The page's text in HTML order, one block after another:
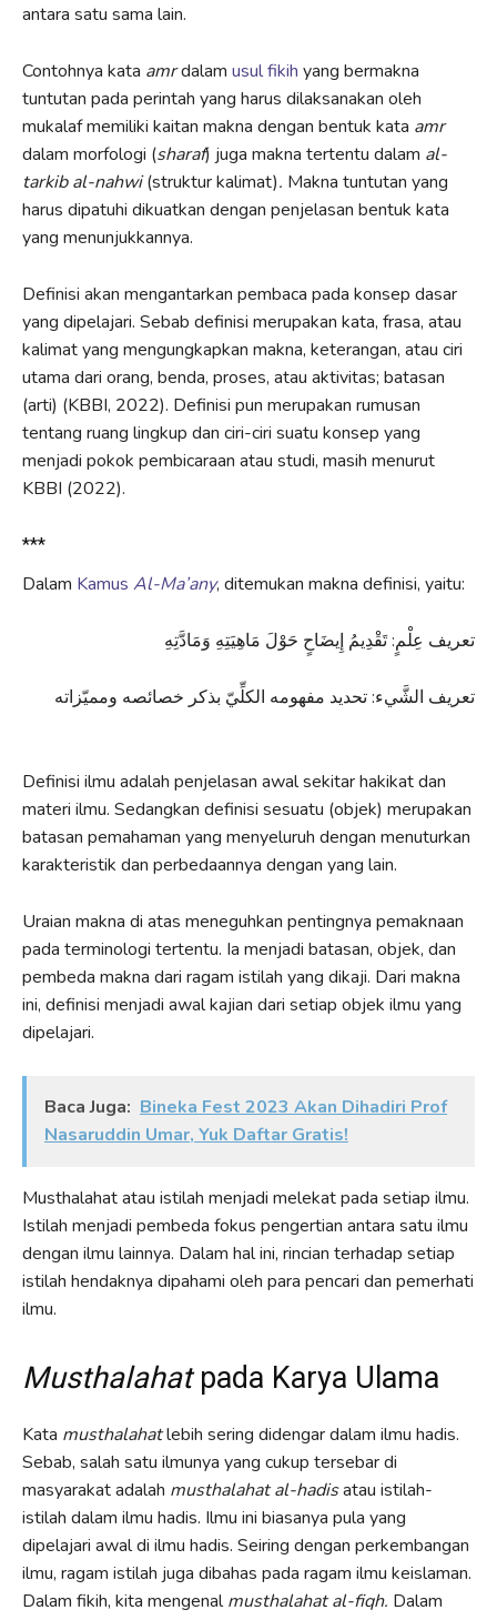
antara satu sama lain.
Contohnya kata amrdalam usul fikih yang bermakna
tuntutan pada perintah yang harus dilaksanakan oleh
mukalaf memiliki kaitan makna dengan bentuk kata amr
dalam morfologi (sharaf) juga makna tertentu dalam al-
tarkib al-nahwi(struktur kalimat). Makna tuntutan yang
harus dipatuhi dikuatkan dengan penjelasan bentuk kata
yang menunjukkannya.
Definisi akan mengantarkan pembaca pada konsep dasar
yang dipelajari. Sebab definisi merupakan kata, frasa, atau
kalimat yang mengungkapkan makna, keterangan, atau ciri
utama dari orang, benda, proses, atau aktivitas; batasan
(arti) (KBBI, 2022). Definisi pun merupakan rumusan
tentang ruang lingkup dan ciri-ciri suatu konsep yang
menjadi pokok pembicaraan atau studi, masih menurut
KBBI (2022).
***
Dalam Kamus Al-Ma’any, ditemukan makna definisi, yaitu:
تعريف عِلْمٍ: تَقْدِيمُ إِيضَاحٍ حَوْلَ مَاهِيَتِهِ وَمَادَّتِهِ
تعريف الشَّيء: تحديد مفهومه الكلِّيّ بذكر خصائصه ومميّزاته
Definisi ilmu adalah penjelasan awal sekitar hakikat dan
materi ilmu. Sedangkan definisi sesuatu (objek) merupakan
batasan pemahaman yang menyeluruh dengan menuturkan
karakteristik dan perbedaannya dengan yang lain.
Uraian makna di atas meneguhkan pentingnya pemaknaan
pada terminologi tertentu. Ia menjadi batasan, objek, dan
pembeda makna dari ragam istilah yang dikaji. Dari makna
ini, definisi menjadi awal kajian dari setiap objek ilmu yang
dipelajari.
Baca Juga: Bineka Fest 2023 Akan Dihadiri Prof
Nasaruddin Umar, Yuk Daftar Gratis!
Musthalahat atau istilah menjadi melekat pada setiap ilmu.
Istilah menjadi pembeda fokus pengertian antara satu ilmu
dengan ilmu lainnya. Dalam hal ini, rincian terhadap setiap
istilah hendaknya dipahami oleh para pencari dan pemerhati
ilmu.
Musthalahatpada Karya Ulama
Kata musthalahatlebih sering didengar dalam ilmu hadis.
Sebab, salah satu ilmunya yang cukup tersebar di
masyarakat adalah musthalahat al-hadisatau istilah-
istilah dalam ilmu hadis. Ilmu ini biasanya pula yang
dipelajari awal di ilmu hadis. Seiring dengan perkembangan
ilmu, ragam istilah juga dibahas pada ragam ilmu keislaman.
Dalam fikih, kita mengenalmusthalahat al-fiqh. Dalam